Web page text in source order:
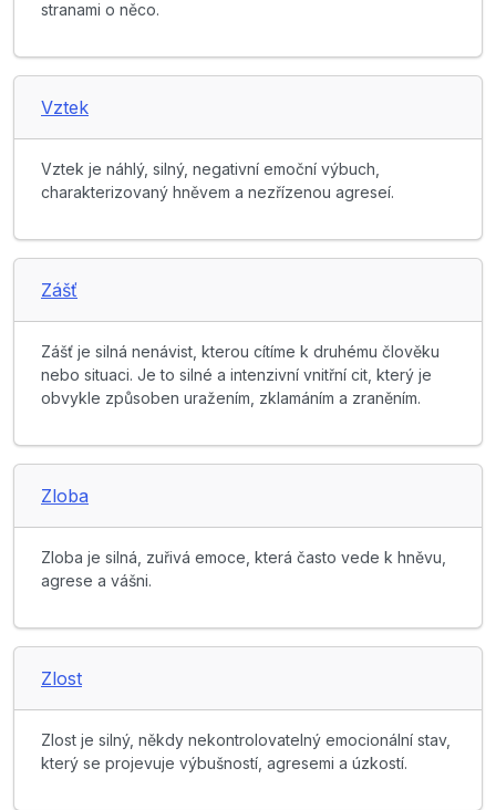
stranami o něco.
Vztek
Vztek je náhlý, silný, negativní emoční výbuch,
charakterizovaný hněvem a nezřízenou agreseí.
Zášť
Zášť je silná nenávist, kterou cítíme k druhému člověku
nebo situaci. Je to silné a intenzivní vnitřní cit, který je
obvykle způsoben uražením, zklamáním a zraněním.
Zloba
Zloba je silná, zuřivá emoce, která často vede k hněvu,
agrese a vášni.
Zlost
Zlost je silný, někdy nekontrolovatelný emocionální stav,
který se projevuje výbušností, agresemi a úzkostí.